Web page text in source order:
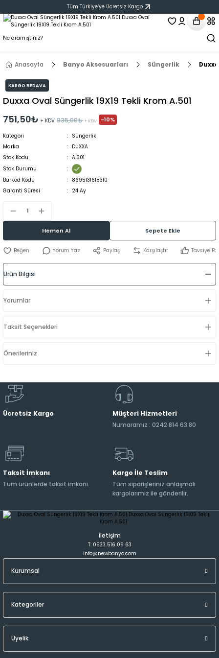
Tüm Türkiye‘ye Ücretsiz Kargo
Anasayfa Banyo Aksesuarları Süngerlik
KARGO BEDAVA
Duxxa Oval Süngerlik 19X19 Tekli Krom A.501
751,50₺ + KDV 835,00₺ + KDV -10%
Kategori
Süngerlik
Marka
DUXXA
Stok Kodu
A.501
Stok Durumu
Barkod Kodu
8695131618310
Garanti Süresi
24 Ay
Hemen Al Sepete Ekle
Yorum Yaz Paylaş Karşılaştır Tavsiye Et
Ürün Bilgisi
Yorumlar
Taksit Seçenekleri
Önerileriniz
Ücretsiz Kargo Müşteri Hizmetleri
Numaramız : 0242 814 63 80
Taksit İmkanı
Tüm ürünlerde taksit imkanı.
Kargo İle Teslim
Tüm siparişleriniz anlaşmalı
kargolarımız ile gönderilir.
İletişim
T: 0533 516 06 63
info@newbanyo.com
Kurumsal
Kategoriler
Üyelik